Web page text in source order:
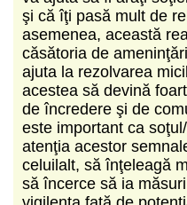
şi că îţi pasă mult de
asemenea, această
căsătoria de
ajuta la rezolvarea
acestea să devină
de încredere şi de
este important ca
atenţia acestor
celuilalt, să înţeleagă
să încerce să ia